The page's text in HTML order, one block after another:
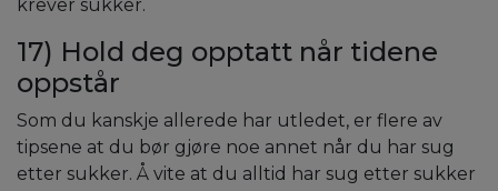
krever sukker.
17) Hold deg opptatt når tidene
oppstår
Som du kanskje allerede har utledet, er flere av
tipsene at du bør gjøre noe annet når du har sug
etter sukker. Å vite at du alltid har sug etter sukker